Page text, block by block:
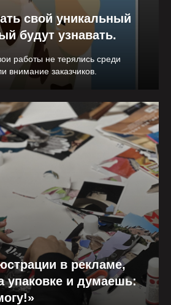
свой уникальный
будут узнавать.
работы не терялись среди
внимание заказчиков.
в рекламе,
упаковке и думаешь: